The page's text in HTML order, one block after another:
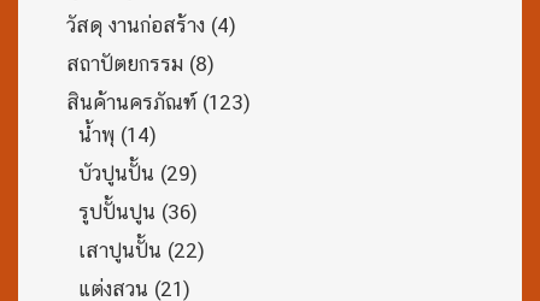
วัสดุ งานก่อสร้าง (4)
สถาปัตยกรรม (8)
สินค้านครภัณฑ์ (123)
น้ำพุ (14)
บัวปูนปั้น (29)
รูปปั้นปูน (36)
เสาปูนปั้น (22)
แต่งสวน (21)